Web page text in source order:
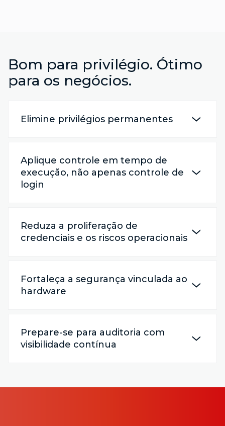
Bom para privilégio. Ótimo
para os negócios.
Elimine privilégios permanentes
Aplique controle em tempo de
execução, não apenas controle de
login
Reduza a proliferação de
credenciais e os riscos operacionais
Fortaleça a segurança vinculada ao
hardware
Prepare-se para auditoria com
visibilidade contínua